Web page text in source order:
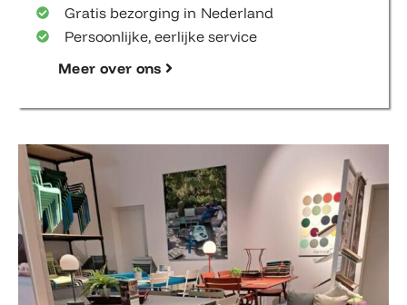
Gratis bezorging in Nederland
Persoonlijke, eerlijke service
Meer over ons